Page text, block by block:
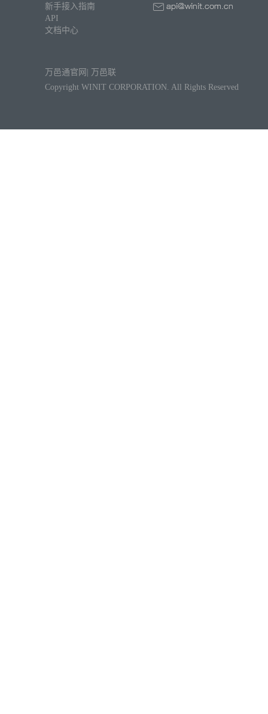
新手接入指南
API
文档中心
万邑通官网
万邑联
Copyright WINIT CORPORATION. All Rights Reserved